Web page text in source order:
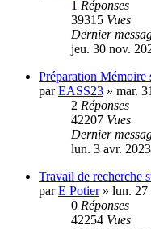
1 Réponses
39315 Vues
Dernier
jeu. 30 nov.
Préparation Mémoire
parEASS23 » mar.
2 Réponses
42207 Vues
Dernier
lun. 3 avr.
Travail de recherche
parE Potier» lun. 27
0 Réponses
42254 Vues